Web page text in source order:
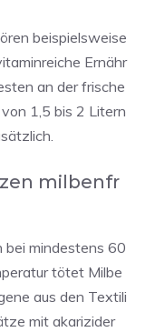
beispielsweise
Ernähr
an der frische
1,5 bis 2 Litern
milbenfr
mindestens 60
tötet Milbe
aus den Textili
mit akarizider